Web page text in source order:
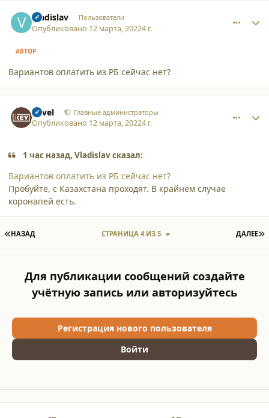
Vladislav Пользователи
Опубликовано 12 марта, 20224 г.
АВТОР
Вариантов оплатить из РБ сейчас нет?
Pavel Главные администраторы
Опубликовано 12 марта, 20224 г.
1 час назад, Vladislav сказал:
Вариантов оплатить из РБ сейчас нет?
Пробуйте, с Казахстана проходят. В крайнем случае
коронапей есть.
ПЕРВАЯ СТРАНИЦА
НАЗАД ДАЛЕЕ
СТРАНИЦА 4 ИЗ 5
Для публикации сообщений создайте
учётную запись или авторизуйтесь
Регистрация нового пользователя
Войти